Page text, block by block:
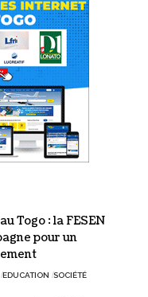
Togo : la FESEN
pour un
EDUCATION SOCIÉTÉ